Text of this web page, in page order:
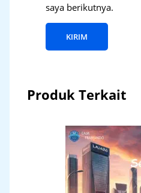
saya berikutnya.
Produk Terkait